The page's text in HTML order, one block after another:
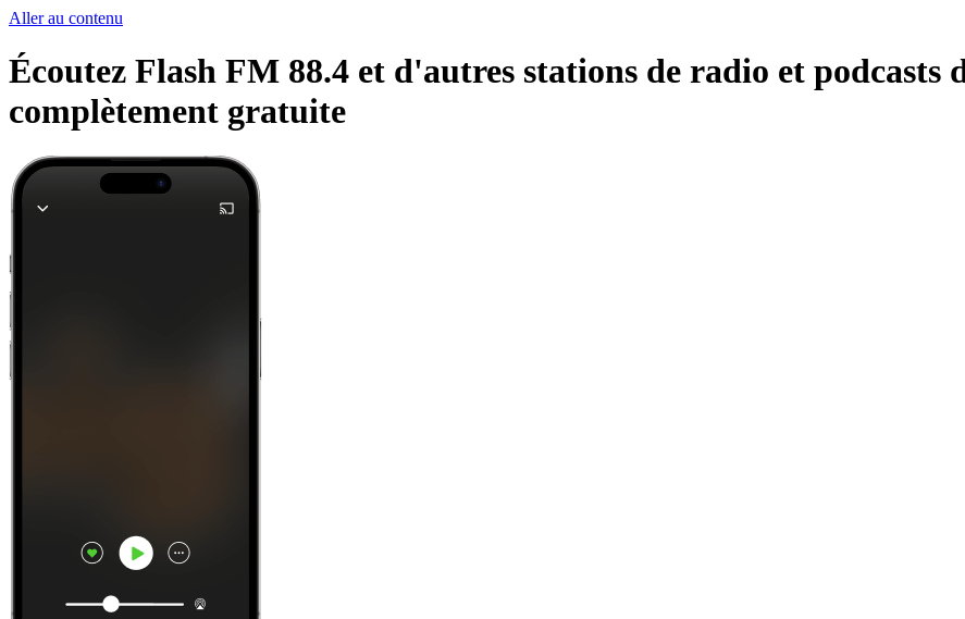
Aller au contenu
Écoutez Flash FM 88.4 et d'autres stations de radio et
complètement gratuite